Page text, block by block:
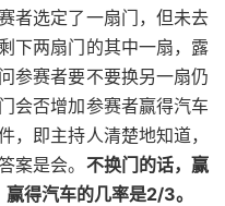
者选定了一扇门，但未去
下两扇门的其中一扇，露
参赛者要不要换另一扇仍
会否增加参赛者赢得汽车
，即主持人清楚地知道，
案是会。 不换门的话，赢
得汽车的几率是2/3。